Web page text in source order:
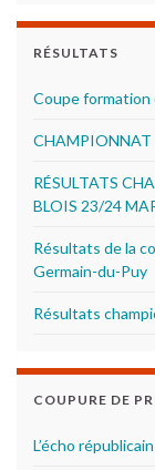
RÉSULTATS
Coupe formation
CHAMPIONNAT
RÉSULTATS
BLOIS 23/24
Résultats de la
Germain-du-Puy
Résultats
COUPURE DE
L’écho